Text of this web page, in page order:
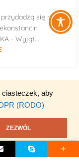
ciasteczek, aby
(RODO)
ZEZWÓL
się na
- Wyjąt...